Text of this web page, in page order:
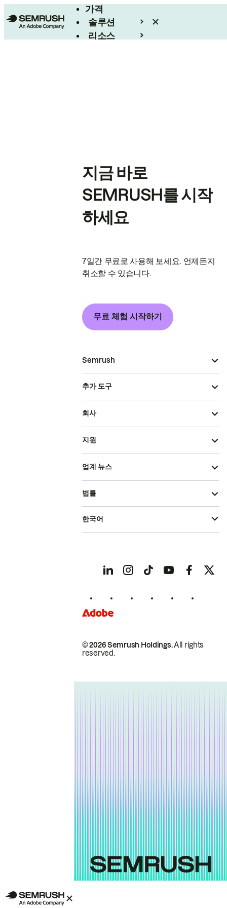
가격
솔루션
리소스
지금 바로
SEMRUSH를 시작
하세요
7일간 무료로 사용해 보세요. 언제든지
취소할 수 있습니다.
무료 체험 시작하기
Semrush
추가 도구
회사
지원
업계 뉴스
© 2026 Semrush Holdings.All rights
reserved.
법률
한국어